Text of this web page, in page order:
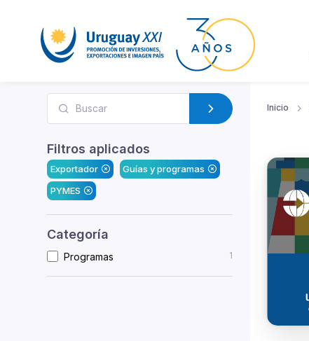
Filtros aplicados
Exportador
Guías y programas
PYMES
Categoría
Programas 1
Inicio